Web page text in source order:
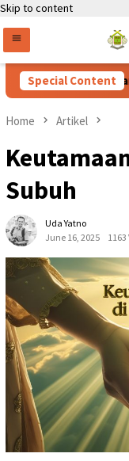
Skip to content
Special Content
Daftar Ulang.
Home Artikel
Subuh
Uda Yatno
June 16, 2025
1163